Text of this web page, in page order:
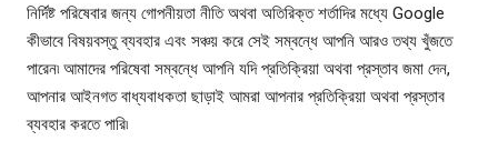
নির্দিষ্ট পরিষেবার জন্য গোপনীয়তা নীতি অথবা অতিরিক্ত শর্তাদির মধ্যে Google
কীভাবে বিষয়বস্তু ব্যবহার এবং সঞ্চয় করে সেই সম্বন্ধে আপনি আরও তথ্য খুঁজতে
পারেন৷ আমাদের পরিষেবা সম্বন্ধে আপনি যদি প্রতিক্রিয়া অথবা প্রস্তাব জমা দেন,
আপনার আইনগত বাধ্যবাধকতা ছাড়াই আমরা আপনার প্রতিক্রিয়া অথবা প্রস্তাব
ব্যবহার করতে পারি৷